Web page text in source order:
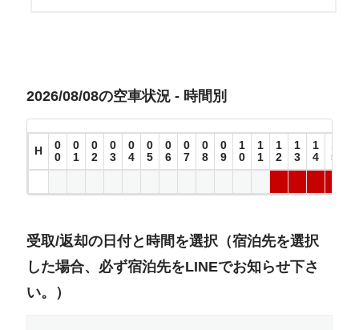
2026/08/08の空車状況 - 時間別
H
0
0
0
1
0
2
0
3
0
4
0
5
0
6
0
7
0
8
0
9
1
0
1
1
1
2
1
3
1
4
1
5
受取/返却の日付と時間を選択（宿泊先を選択
した場合、必ず宿泊先をLINEでお知らせ下さ
い。）